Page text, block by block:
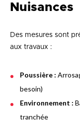
Nuisances
Des mesures sont
aux travaux :
Poussière :
besoin)
Environnement :
tranchée